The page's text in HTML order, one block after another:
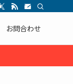
お問合わせ